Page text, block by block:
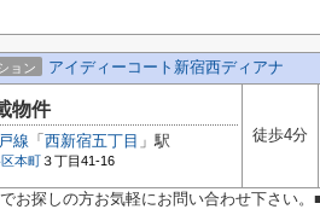
ョン アイディーコート新宿西ディアナ
物件
線 「 西新宿五丁目 」駅
本町 ３丁目41-16
徒歩4分
お探しの方お気軽にお問い合わせ下さい